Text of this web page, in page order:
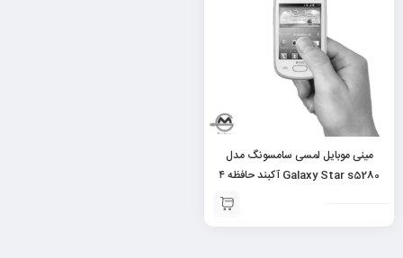
مینی موبایل لمسی سامسونگ مدل
Galaxy Star s5280 آکبند حافظه ۴